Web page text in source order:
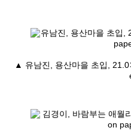
▲ 유남진, 용산마을 초입,